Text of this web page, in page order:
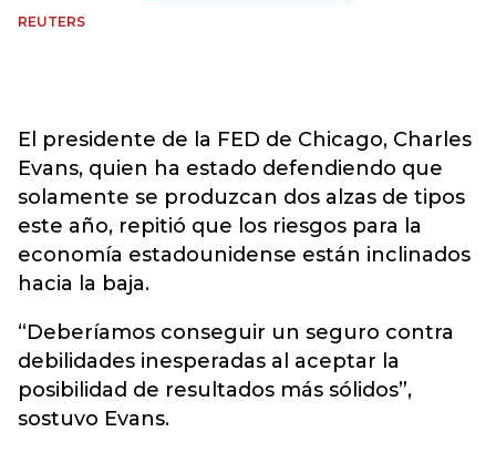
REUTERS
El presidente de la FED de Chicago, Charles
Evans, quien ha estado defendiendo que
solamente se produzcan dos alzas de tipos
este año, repitió que los riesgos para la
economía estadounidense están inclinados
hacia la baja.
“Deberíamos conseguir un seguro contra
debilidades inesperadas al aceptar la
posibilidad de resultados más sólidos”,
sostuvo Evans.